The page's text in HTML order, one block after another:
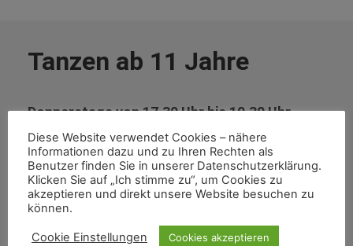
Tanzen ab 11 Jahre
Donnerstags von 17.30 Uhr bis 19.30 Uhr
Tanz-Teens
Für Schüler und Schülerinnender
weiterführenden Schulen
Wer also Lust hat sich zu aktuellen Beats zu
bewegen, ist bei uns genau richtig!
Diese Website verwendet Cookies – nähere
Informationen dazu und zu Ihren Rechten als
Benutzer finden Sie in unserer Datenschutzerklärung.
Klicken Sie auf „Ich stimme zu“, um Cookies zu
akzeptieren und direkt unsere Website besuchen zu
können.
Cookie Einstellungen Cookies akzeptieren